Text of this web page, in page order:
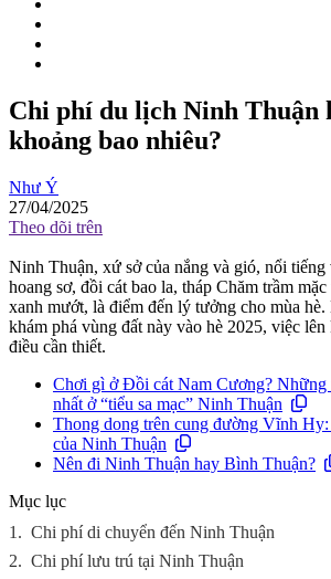
Chi phí du lịch Ninh Thuận
khoảng bao nhiêu?
Như Ý
27/04/2025
Theo dõi trên
Ninh Thuận, xứ sở của nắng và gió, nổi
hoang sơ, đồi cát bao la, tháp Chăm trầm
xanh mướt, là điểm đến lý tưởng cho mùa
khám phá vùng đất này vào hè 2025, việc
điều cần thiết.
Chơi gì ở Đồi cát Nam Cương? Những
nhất ở “tiểu sa mạc” Ninh Thuận
Thong dong trên cung đường Vĩnh Hy:
của Ninh Thuận
Nên đi Ninh Thuận hay Bình Thuận?
Mục lục
1. Chi phí di chuyển đến Ninh Thuận
2. Chi phí lưu trú tại Ninh Thuận